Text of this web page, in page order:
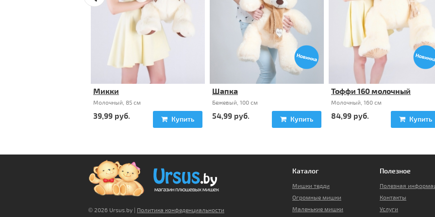
Микки
Молочный, 85 см
39,99 руб Купить
Шапка
Бежевый, 100 см
54,99 руб Купить
Тоффи 160 молочный
Молочный, 160 см
84,99 руб Купить
© 2026 Ursus.by | Политика конфеденциальности
Каталог
Мишки тедди
Огромные мишки
Маленькие мишки
Полезное
Полезная
Контакты
Услуги